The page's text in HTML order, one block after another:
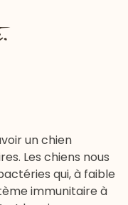
un chien
Les chiens nous
qui, à faible
immunitaire à